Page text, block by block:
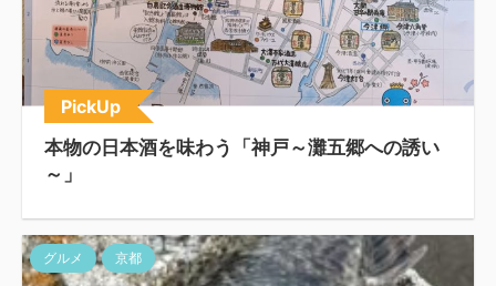
PickUp
本物の日本酒を味わう「神戸～灘五郷への誘い
～」
グルメ 京都